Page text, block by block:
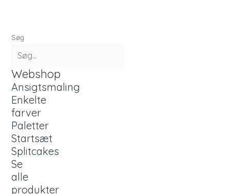
Søg
Webshop
Ansigtsmaling
Enkelte
farver
Paletter
Startsæt
Splitcakes
Se
alle
produkter